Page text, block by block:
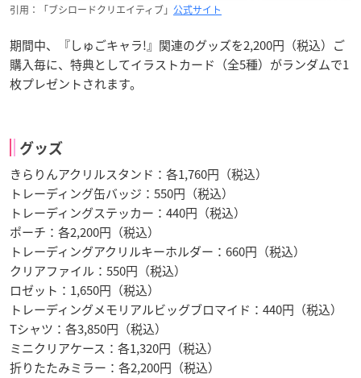
引用：「ブシロードクリエイティブ」 公式サイト
期間中、『しゅごキャラ!』関連のグッズを2,200円（税込）ご
購入毎に、特典としてイラストカード（全5種）がランダムで1
枚プレゼントされます。
グッズ
きらりんアクリルスタンド：各1,760円（税込）
トレーディング缶バッジ：550円（税込）
トレーディングステッカー：440円（税込）
ポーチ：各2,200円（税込）
トレーディングアクリルキーホルダー：660円（税込）
クリアファイル：550円（税込）
ロゼット：1,650円（税込）
トレーディングメモリアルビッグブロマイド：440円（税込）
Tシャツ：各3,850円（税込）
ミニクリアケース：各1,320円（税込）
折りたたみミラー：各2,200円（税込）